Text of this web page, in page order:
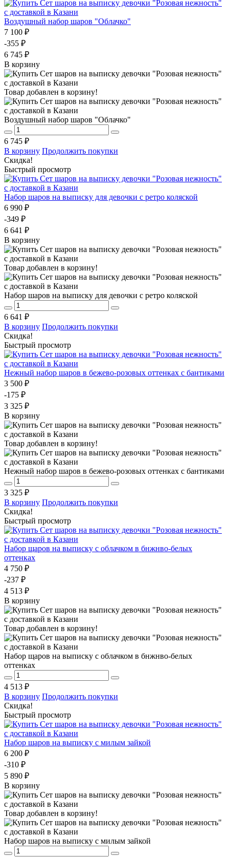
Воздушный набор шаров "Облачко"
7 100 ₽
-355 ₽
6 745 ₽
В корзину
Товар добавлен в корзину!
Воздушный набор шаров "Облачко"
6 745 ₽
В корзину Продолжить покупки
Скидка!
Быстрый просмотр
Набор шаров на выписку для девочки с ретро коляской
6 990 ₽
-349 ₽
6 641 ₽
В корзину
Товар добавлен в корзину!
Набор шаров на выписку для девочки с ретро коляской
6 641 ₽
В корзину Продолжить покупки
Скидка!
Быстрый просмотр
Нежный набор шаров в бежево-розовых оттенках с бантиками
3 500 ₽
-175 ₽
3 325 ₽
В корзину
Товар добавлен в корзину!
Нежный набор шаров в бежево-розовых оттенках с бантиками
3 325 ₽
В корзину Продолжить покупки
Скидка!
Быстрый просмотр
Набор щаров на выписку с облачком в бнжнво-белых
оттенках
4 750 ₽
-237 ₽
4 513 ₽
В корзину
Товар добавлен в корзину!
Набор щаров на выписку с облачком в бнжнво-белых
оттенках
4 513 ₽
В корзину Продолжить покупки
Скидка!
Быстрый просмотр
Набор шаров на выписку с милым зайкой
6 200 ₽
-310 ₽
5 890 ₽
В корзину
Товар добавлен в корзину!
Набор шаров на выписку с милым зайкой